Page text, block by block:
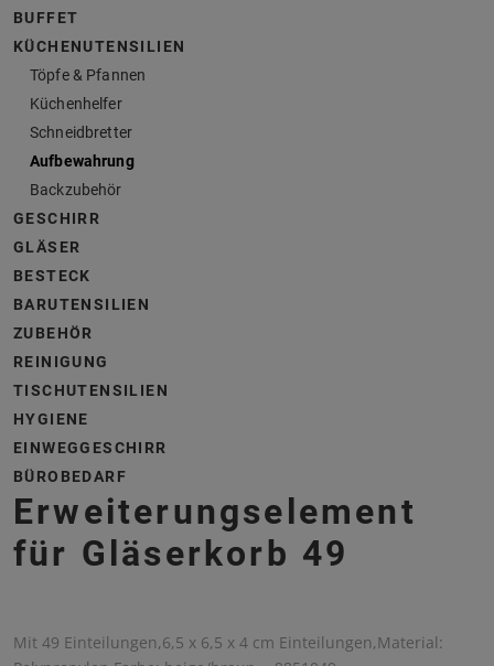
BUFFET
KÜCHENUTENSILIEN
Töpfe & Pfannen
Küchenhelfer
Schneidbretter
Aufbewahrung
Backzubehör
GESCHIRR
GLÄSER
BESTECK
BARUTENSILIEN
ZUBEHÖR
REINIGUNG
TISCHUTENSILIEN
HYGIENE
EINWEGGESCHIRR
BÜROBEDARF
Erweiterungselement
für Gläserkorb 49
Mit 49 Einteilungen,6,5 x 6,5 x 4 cm Einteilungen,Material: